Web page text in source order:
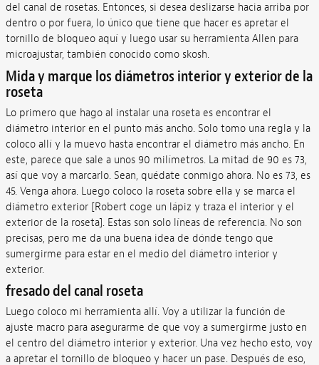
del canal de rosetas. Entonces, si desea deslizarse hacia arriba por
dentro o por fuera, lo único que tiene que hacer es apretar el
tornillo de bloqueo aquí y luego usar su herramienta Allen para
microajustar, también conocido como skosh.
Mida y marque los diámetros interior y exterior de la
roseta
Lo primero que hago al instalar una roseta es encontrar el
diámetro interior en el punto más ancho. Solo tomo una regla y la
coloco allí y la muevo hasta encontrar el diámetro más ancho. En
este, parece que sale a unos 90 milímetros. La mitad de 90 es 73,
así que voy a marcarlo. Sean, quédate conmigo ahora. No es 73, es
45. Venga ahora. Luego coloco la roseta sobre ella y se marca el
diámetro exterior [Robert coge un lápiz y traza el interior y el
exterior de la roseta]. Estas son solo líneas de referencia. No son
precisas, pero me da una buena idea de dónde tengo que
sumergirme para estar en el medio del diámetro interior y
exterior.
fresado del canal roseta
Luego coloco mi herramienta allí. Voy a utilizar la función de
ajuste macro para asegurarme de que voy a sumergirme justo en
el centro del diámetro interior y exterior. Una vez hecho esto, voy
a apretar el tornillo de bloqueo y hacer un pase. Después de eso,